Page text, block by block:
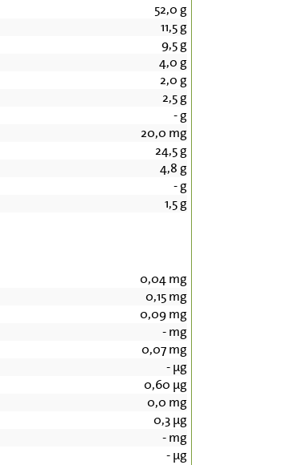
52,0 g
11,5g
9,5g
4,0 g
2,0 g
2,5g
-g
20,0 mg
24,5g
4,8 g
-g
1,5g
0,04mg
0,15mg
0,09mg
-mg
0,07mg
-µg
0,60 µg
0,0 mg
0,3µg
-mg
-µg